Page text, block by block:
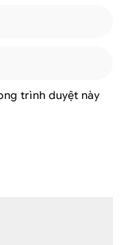
trình duyệt này